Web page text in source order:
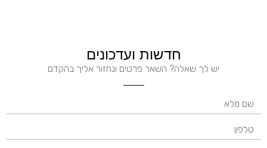
חדשות ועדכונים
יש לך שאלה? השאר פרטים ונחזור אליך בהקדם